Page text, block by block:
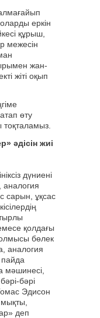
еркін
құрыш,
межесін
жан-
жіті оқып
өту
әдісін жиі
дүниені
аналогия
сарын, ұқсас
қолдағы
бөлек
аналогия
пайда
мәшинесі,
бәрі
Эдисон
деп